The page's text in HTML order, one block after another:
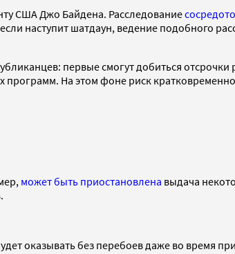
США Джо Байдена. Расследование
наступит шатдаун, ведение подобного
первые смогут добиться отсрочки
На этом фоне риск
может быть приостановлена выдача
оказывать без перебоев даже во время